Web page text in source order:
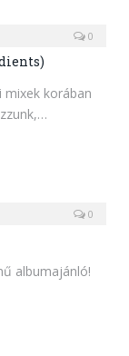
0
korában
0
albumajánló!